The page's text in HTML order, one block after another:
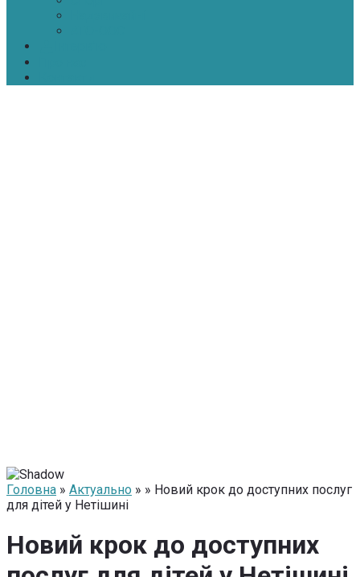
Головна » Актуально » » Новий крок до доступних послуг
для дітей у Нетішині
Новий крок до доступних